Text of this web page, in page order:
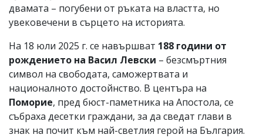
ни!
двамата – погубени от ръката на властта, но
увековечени в сърцето на историята.
На 18 юли 2025 г. се навършват 188 години от
рождението на Васил Левски – безсмъртния
символ на свободата, саможертвата и
националното достойнство. В центъра на
Поморие, пред бюст-паметника на Апостола, се
събраха десетки граждани, за да сведат глави в
знак на почит към най-светлия герой на България.